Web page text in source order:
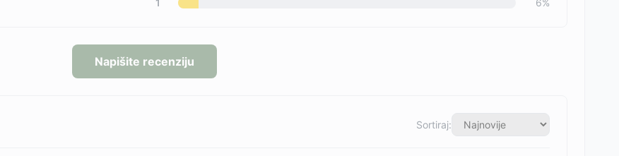
1
6%
Napišite recenziju
Sortiraj: